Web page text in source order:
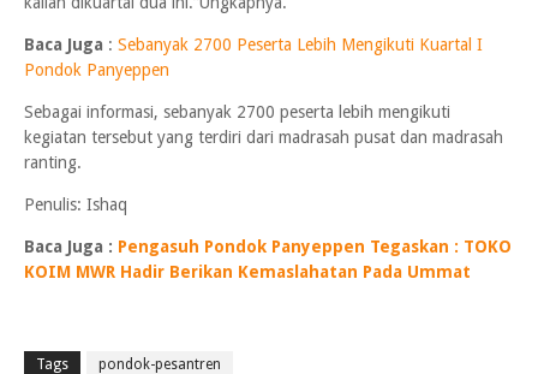
Baca Juga : Sebanyak 2700 Peserta Lebih Mengikuti Kuartal I
Pondok Panyeppen
Sebagai informasi, sebanyak 2700 peserta lebih mengikuti
kegiatan tersebut yang terdiri dari madrasah pusat dan madrasah
ranting.
Penulis: Ishaq
Baca Juga : Pengasuh Pondok Panyeppen Tegaskan : TOKO
KOIM MWR Hadir Berikan Kemaslahatan Pada Ummat
Tags pondok-pesantren